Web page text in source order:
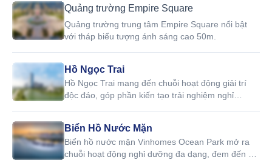
Quảng trường Empire Square
Quảng trường trung tâm Empire Square nổi bật
với tháp biểu tượng ánh sáng cao 50m.
Hồ Ngọc Trai
Hồ Ngọc Trai mang đến chuỗi hoạt động giải trí
độc đáo, góp phần kiến tạo trải nghiệm nghỉ
Biển Hồ Nước Mặn
Biển hồ nước mặn Vinhomes Ocean Park mở ra
chuỗi hoạt động nghỉ dưỡng đa dạng, đem đến cơ